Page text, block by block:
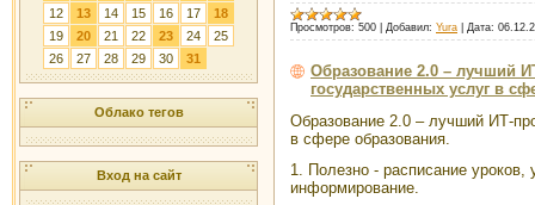
12
13 14 15 16 17
18
19
20 21 22 23 24
25
26
27 28 29 30 31
Облако тегов
Вход на сайт
Просмотров: 500 Добавил: Yura Дата:
Образование 2.0 – лучший
государственных услуг в
Образование 2.0 – лучший ИТ-
в сфере образования.
1. Полезно - расписание
информирование.